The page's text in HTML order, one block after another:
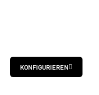
KONFIGURIEREN